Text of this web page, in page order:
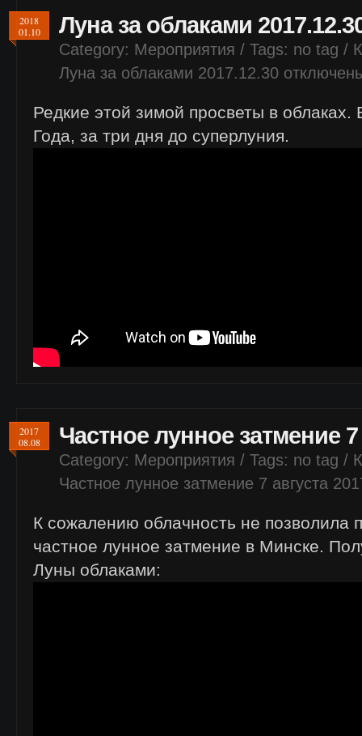
2018
01.10
Луна за облаками
Category: Мероприятия / Tags: no tag /
Луна за облаками 2017.12.30
Редкие этой зимой просветы в
Года, за три дня до суперлуния.
2017
08.08
Частное лунное затмение 7
Category: Мероприятия / Tags: no tag /
Частное лунное затмение 7 августа
К сожалению облачность не позволила
частное лунное затмение в Минске.
Луны облаками: